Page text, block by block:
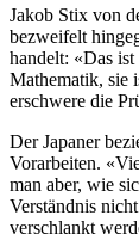
Jakob Stix von
bezweifelt
handelt: «Das
Mathematik, sie
erschwere die
Der Japaner
Vorarbeiten.
man aber, wie
Verständnis
verschlankt